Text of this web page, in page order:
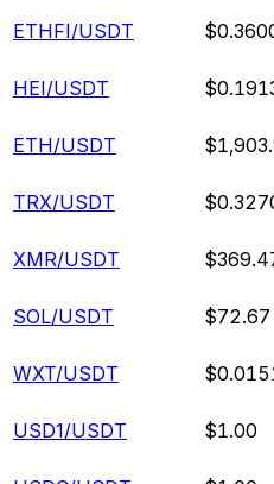
ETHFI/USDT
HEI/USDT
ETH/USDT
TRX/USDT
XMR/USDT
SOL/USDT $72.67
WXT/USDT
USD1/USDT $1.00